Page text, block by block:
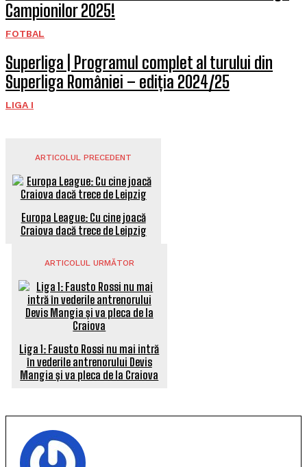
Campionilor 2025!
FOTBAL
Superliga | Programul complet al turului din
Superliga României – ediția 2024/25
LIGA I
ARTICOLUL PRECEDENT
Europa League: Cu cine joacă
Craiova dacă trece de Leipzig
ARTICOLUL URMĂTOR
Liga 1: Fausto Rossi nu mai intră
în vederile antrenorului Devis
Mangia și va pleca de la Craiova